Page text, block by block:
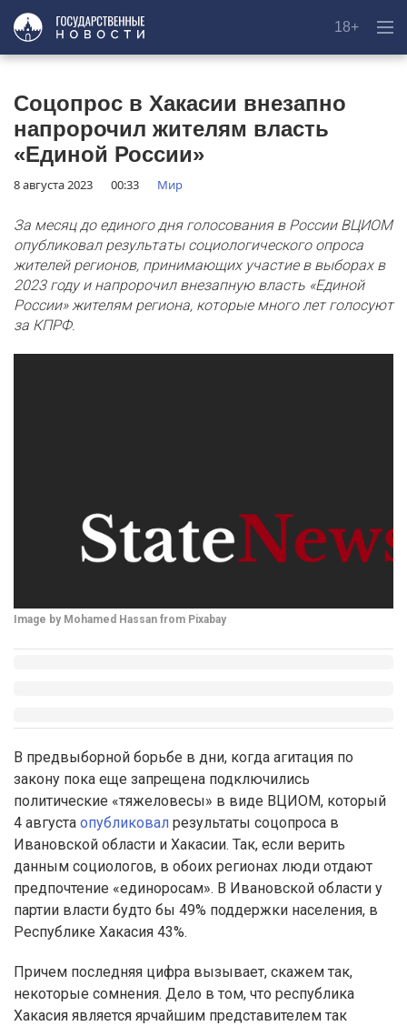
18+
Соцопрос в Хакасии внезапно
напророчил жителям власть
«Единой России»
8 августа 2023 00:33 Мир
За месяц до единого дня голосования в России ВЦИОМ
опубликовал результаты социологического опроса
жителей регионов, принимающих участие в выборах в
2023 году и напророчил внезапную власть «Единой
России» жителям региона, которые много лет голосуют
за КПРФ.
Image by Mohamed Hassan from Pixabay
В предвыборной борьбе в дни, когда агитация по
закону пока еще запрещена подключились
политические «тяжеловесы» в виде ВЦИОМ, который
4 августа опубликовал результаты соцопроса в
Ивановской области и Хакасии. Так, если верить
данным социологов, в обоих регионах люди отдают
предпочтение «единоросам». В Ивановской области у
партии власти будто бы 49% поддержки населения, в
Республике Хакасия 43%.
Причем последняя цифра вызывает, скажем так,
некоторые сомнения. Дело в том, что республика
Хакасия является ярчайшим представителем так